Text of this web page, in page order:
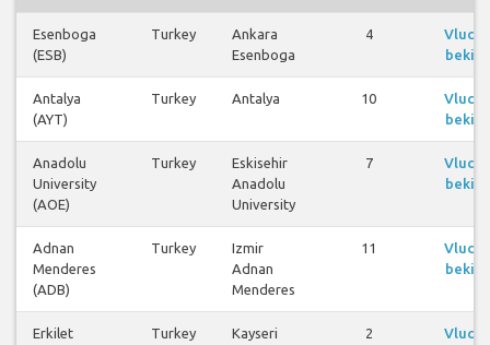
Esenboga
(ESB)
Turkey
Ankara
Esenboga
4
Antalya
(AYT)
Turkey Antalya 10
Anadolu
University
(AOE)
Turkey
Eskisehir
Anadolu
University
7
Adnan
Menderes
(ADB)
Turkey
Izmir
Adnan
Menderes
11
Erkilet
Turkey Kayseri 2